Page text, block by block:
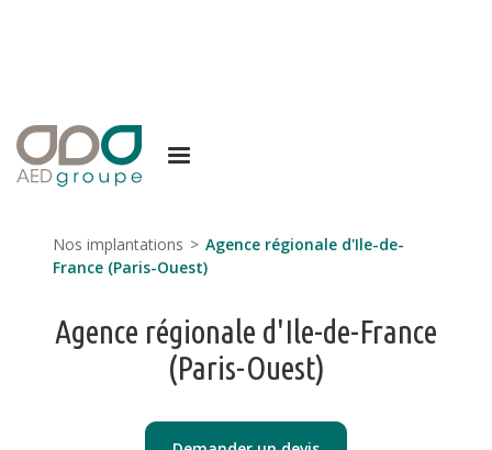
Nos implantations > Agence régionale d'Ile-de-
France (Paris-Ouest)
Agence régionale d'Ile-de-France
(Paris-Ouest)